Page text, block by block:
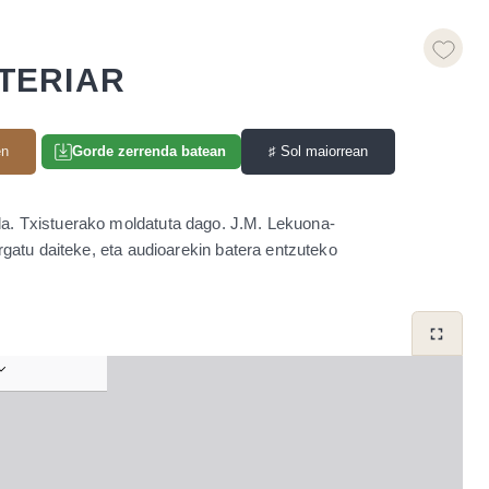
Gorde zerrenda batean ♯ Sol maiorrean
Txistuerako moldatuta dago. J.M. Lekuona-
daiteke, eta audioarekin batera entzuteko